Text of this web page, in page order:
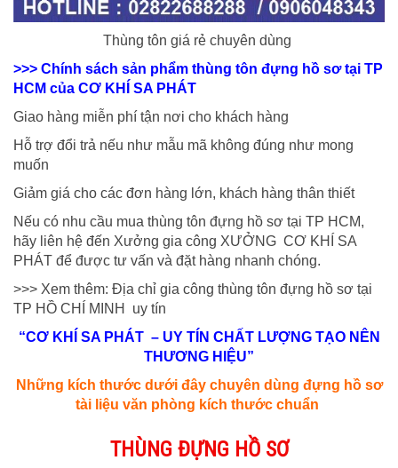
Thùng tôn giá rẻ chuyên dùng
>>> Chính sách sản phẩm thùng tôn đựng hồ sơ tại TP
HCM của CƠ KHÍ SA PHÁT
Giao hàng miễn phí tận nơi cho khách hàng
Hỗ trợ đổi trả nếu như mẫu mã không đúng như mong
muốn
Giảm giá cho các đơn hàng lớn, khách hàng thân thiết
Nếu có nhu cầu mua thùng tôn đựng hồ sơ tại TP HCM,
hãy liên hệ đến Xưởng gia công XƯỞNG CƠ KHÍ SA
PHÁT để được tư vấn và đặt hàng nhanh chóng.
>>> Xem thêm: Địa chỉ gia công thùng tôn đựng hồ sơ tại
TP HỒ CHÍ MINH uy tín
“CƠ KHÍ SA PHÁT – UY TÍN CHẤT LƯỢNG TẠO NÊN
THƯƠNG HIỆU”
Những kích thước dưới đây chuyên dùng đựng hồ sơ
tài liệu văn phòng kích thước chuẩn
THÙNG ĐỰNG HỒ SƠ